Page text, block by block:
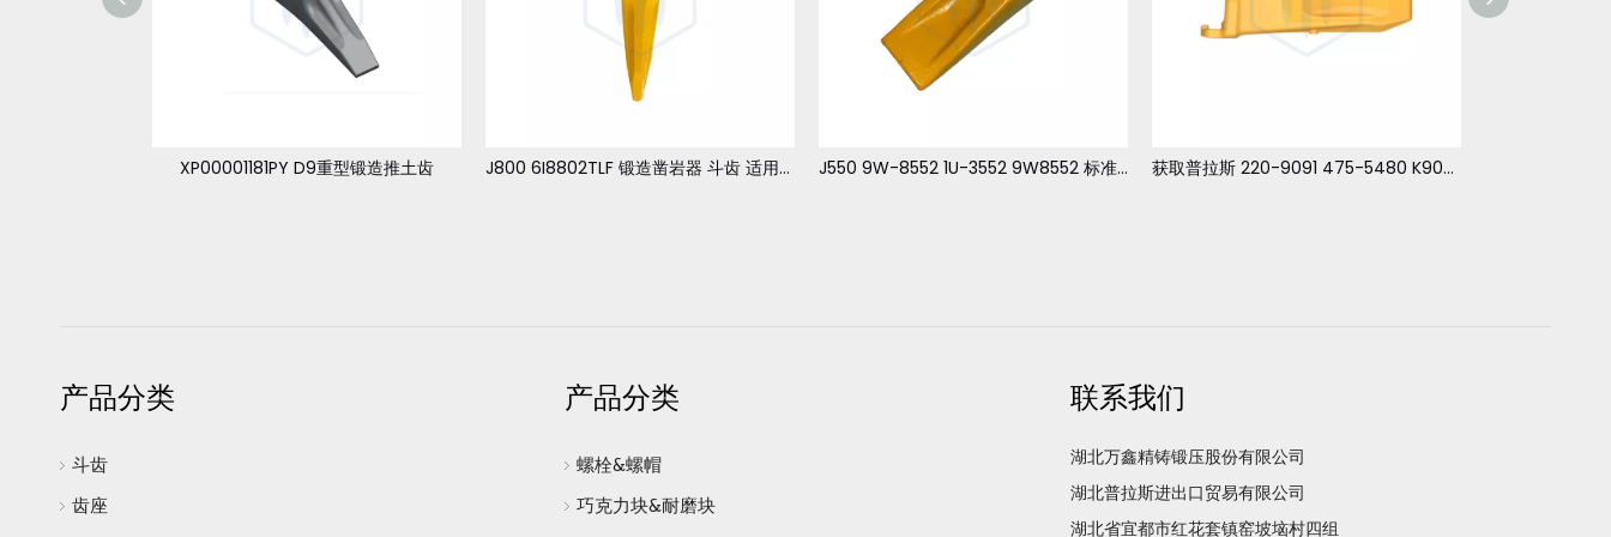
XP00001181PY D9重型锻造推土齿 J800 6I8802TLF 锻造凿岩器 斗齿 适用于 卡特 390 J550 9W-8552 1U-3552 9W8552 标准 斗齿 适用于 卡特 345-349 获取普拉斯 220-9091 475-5480 K90重型长提示卡特挖掘机和车轮装载机
产品分类
斗齿
齿座
产品分类
螺栓&螺帽
巧克力块&耐磨块
联系我们
湖北万鑫精铸锻压股份有限公司
湖北普拉斯进出口贸易有限公司
湖北省宜都市红花套镇窑坡垴村四组